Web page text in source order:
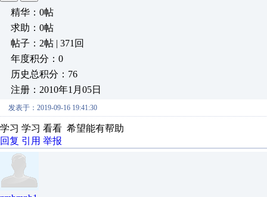
精华：0帖
求助：0帖
帖子：2帖 | 371回
年度积分：0
历史总积分：76
注册：2010年1月05日
发表于：2019-09-16 19:41:30
学习 学习 看看 希望能有帮助
回复 引用 举报